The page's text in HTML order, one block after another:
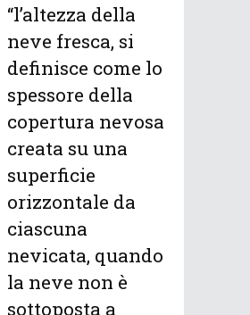
“l’altezza della
neve fresca, si
definisce come lo
spessore della
copertura nevosa
creata su una
superficie
orizzontale da
ciascuna
nevicata, quando
la neve non è
sottoposta a